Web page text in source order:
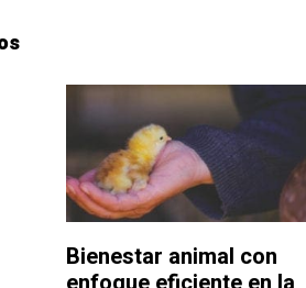
Bienestar animal con